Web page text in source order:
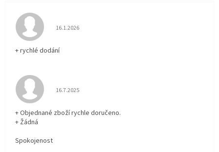
Hodnocení obchodu je 5 z 5 hvězdiček.
16.1.2026
+ rychlé dodání
Hodnocení obchodu je 5 z 5 hvězdiček.
16.7.2025
+ Objednané zboží rychle doručeno.
+ Žádná
Spokojenost